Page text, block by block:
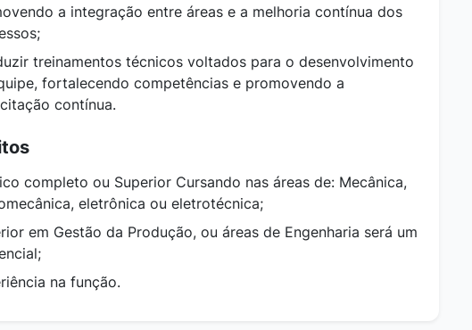
a integração entre áreas e a melhoria contínua dos
treinamentos técnicos voltados para o desenvolvimento
fortalecendo competências e promovendo a
contínua.
completo ou Superior Cursando nas áreas de: Mecânica,
eletrônica ou eletrotécnica;
em Gestão da Produção, ou áreas de Engenharia será um
na função.